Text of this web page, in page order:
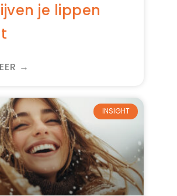
je lippen
→
INSIGHT